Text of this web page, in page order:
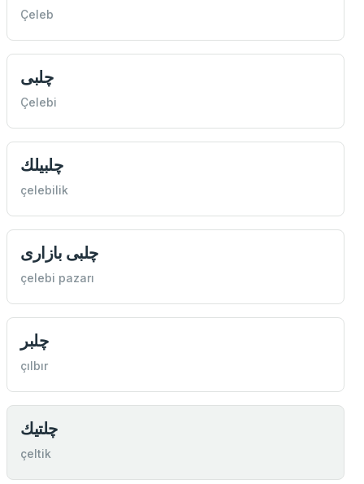
Çeleb
چلبی
Çelebi
چلبيلك
çelebilik
چلبی بازاری
çelebi pazarı
چلبر
çılbır
چلتيك
çeltik